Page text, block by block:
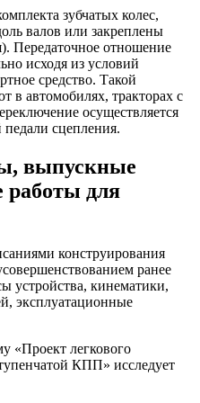
зубчатых колес,
валов или закреплены
Передаточное отношение
исходя из условий
средство. Такой
в автомобилях, тракторах с
осуществляется
сцепления.
выпускные
для
конструирования
ранее
устройства, кинематики,
эксплуатационные
«Проект легкового
КПП» исследует